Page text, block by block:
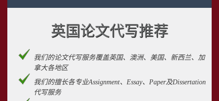
英国论文代写推荐
我们的论文代写服务覆盖英国、澳洲、美国、新西兰、加
拿大各地区
我们的擅长各专业Assignment、Essay、Paper及Dissertation
代写服务